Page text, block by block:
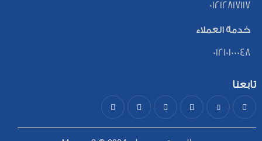
01212817117
خدمة العملاء
01210100048
تابعنا